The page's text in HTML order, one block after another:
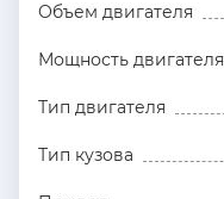
Объем двигателя
Мощность двигателя
Тип двигателя
Тип кузова